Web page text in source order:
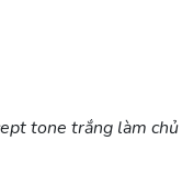
tone trắng làm